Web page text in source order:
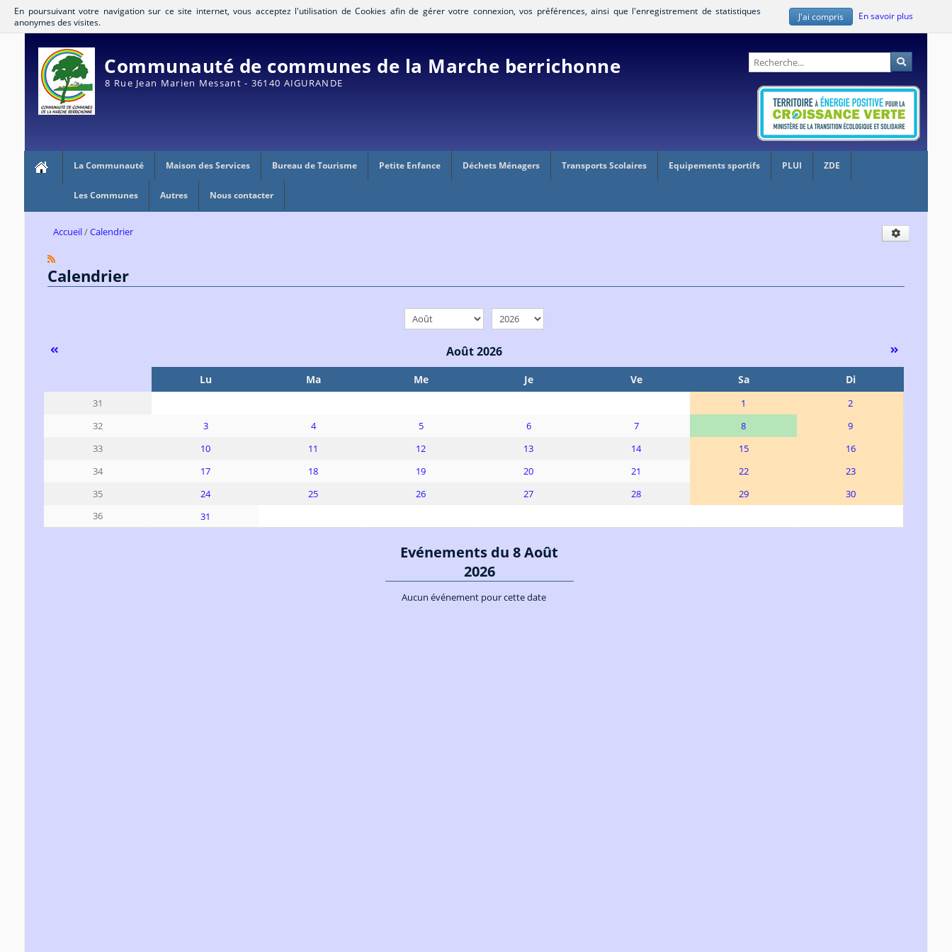
En poursuivant votre navigation sur ce site internet, vous acceptez l'utilisation de Cookies afin de gérer votre connexion, vos préférences, ainsi que l'enregistrement de statistiques
anonymes des visites.
J'ai compris En savoir plus
Communauté de communes de la Marche berrichonne
8 Rue Jean Marien Messant - 36140 AIGURANDE
La Communauté Maison des Services Bureau de Tourisme Petite Enfance Déchets Ménagers Transports Scolaires Equipements sportifs PLUI ZDE
Les Communes Autres Nous contacter
Accueil Calendrier
Calendrier
mois année
Août 2026
Lu Ma Me Je Ve Sa Di
31 1
2
32
3 4 5 6 7 8
9
33
10 11 12 13 14 15
16
34
17 18 19 20 21 22
23
35
24 25 26 27 28 29
30
36
31
Evénements du 8 Août
2026
Aucun événement pour cette date